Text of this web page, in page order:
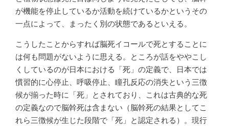
が機能を停止しているか活動を続けているかというその
一点によって、まったく別の状態であるといえる。
こうしたことからすれば脳死イコールで死とすることに
は何も問題がないように思える。ところが話をややこし
くしているのが日本における「死」の定義で、日本では
慣習的に心停止、呼吸停止、瞳孔反応の消失という三徴
候が揃った時に「死」とされており、これは古典的な死
の定義なので脳幹死は含まない（脳幹死の結果としてこ
れら三徴候が生じた段階で「死」と認定される）。現行